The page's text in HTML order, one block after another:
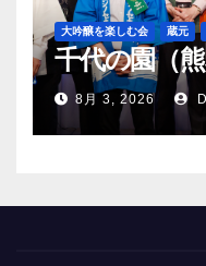
大吟醸を楽しむ会 蔵元
千代の園（
8月 3, 2026